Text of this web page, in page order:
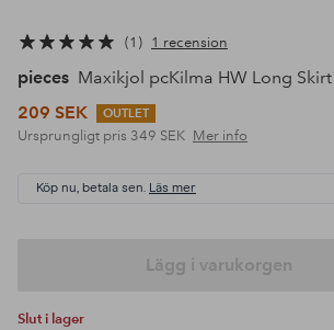
1 1 recension
pieces Maxikjol pcKilma HW Long Skirt
209 SEK
OUTLET
Ursprungligt pris 349 SEK Mer info
Köp nu, betala sen. Läs mer
Lägg i varukorgen
Slut i lager